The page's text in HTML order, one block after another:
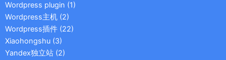
Wordpress plugin (1)
Wordpress主机 (2)
Wordpress插件 (22)
Xiaohongshu (3)
Yandex独立站 (2)